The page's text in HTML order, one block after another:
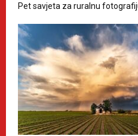
Pet savjeta za ruralnu